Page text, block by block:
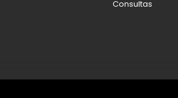
Consultas